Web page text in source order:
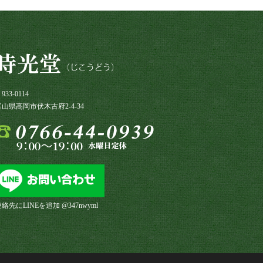
933-0114
山県高岡市伏木古府2-4-34
絡先にLINEを追加 @347nwyml